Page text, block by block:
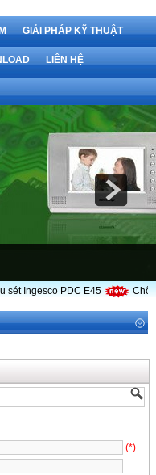
GIẢI PHÁP KỸ THUẬT
LIÊN HỆ
sét Ingesco PDC E45
(*)